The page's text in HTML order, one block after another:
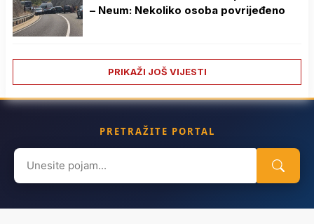
– Neum: Nekoliko osoba povrijeđeno
PRIKAŽI JOŠ VIJESTI
PRETRAŽITE PORTAL
Search
for: